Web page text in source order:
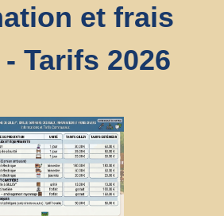
et frais
Tarifs 2026